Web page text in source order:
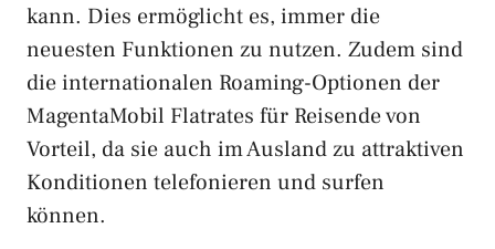
kann. Dies ermöglicht es, immer die
neuesten Funktionen zu nutzen. Zudem sind
die internationalen Roaming-Optionen der
MagentaMobil Flatrates für Reisende von
Vorteil, da sie auch im Ausland zu attraktiven
Konditionen telefonieren und surfen
können.